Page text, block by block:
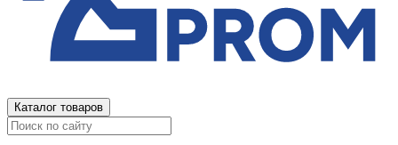
Каталог товаров